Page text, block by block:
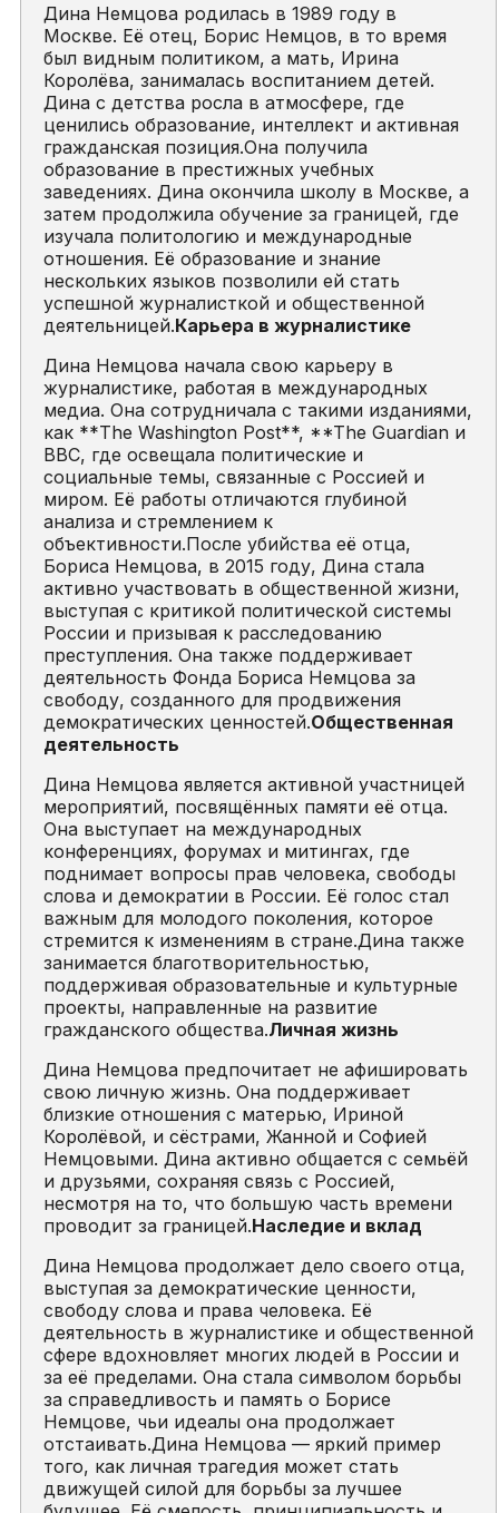
Дина Немцова родилась в 1989 году в
Москве. Её отец, Борис Немцов, в то время
был видным политиком, а мать, Ирина
Королёва, занималась воспитанием детей.
Дина с детства росла в атмосфере, где
ценились образование, интеллект и активная
гражданская позиция.Она получила
образование в престижных учебных
заведениях. Дина окончила школу в Москве, а
затем продолжила обучение за границей, где
изучала политологию и международные
отношения. Её образование и знание
нескольких языков позволили ей стать
успешной журналисткой и общественной
деятельницей.Карьера в журналистике
Дина Немцова начала свою карьеру в
журналистике, работая в международных
медиа. Она сотрудничала с такими изданиями,
как **The Washington Post**, **The Guardian и
BBC, где освещала политические и
социальные темы, связанные с Россией и
миром. Её работы отличаются глубиной
анализа и стремлением к
объективности.После убийства её отца,
Бориса Немцова, в 2015 году, Дина стала
активно участвовать в общественной жизни,
выступая с критикой политической системы
России и призывая к расследованию
преступления. Она также поддерживает
деятельность Фонда Бориса Немцова за
свободу, созданного для продвижения
демократических ценностей.Общественная
деятельность
Дина Немцова является активной участницей
мероприятий, посвящённых памяти её отца.
Она выступает на международных
конференциях, форумах и митингах, где
поднимает вопросы прав человека, свободы
слова и демократии в России. Её голос стал
важным для молодого поколения, которое
стремится к изменениям в стране.Дина также
занимается благотворительностью,
поддерживая образовательные и культурные
проекты, направленные на развитие
гражданского общества.Личная жизнь
Дина Немцова предпочитает не афишировать
свою личную жизнь. Она поддерживает
близкие отношения с матерью, Ириной
Королёвой, и сёстрами, Жанной и Софией
Немцовыми. Дина активно общается с семьёй
и друзьями, сохраняя связь с Россией,
несмотря на то, что большую часть времени
проводит за границей.Наследие и вклад
Дина Немцова продолжает дело своего отца,
выступая за демократические ценности,
свободу слова и права человека. Её
деятельность в журналистике и общественной
сфере вдохновляет многих людей в России и
за её пределами. Она стала символом борьбы
за справедливость и память о Борисе
Немцове, чьи идеалы она продолжает
отстаивать.Дина Немцова — яркий пример
того, как личная трагедия может стать
движущей силой для борьбы за лучшее